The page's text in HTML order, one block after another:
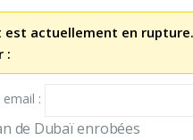
est actuellement en
:
:
de Dubaï enrobées